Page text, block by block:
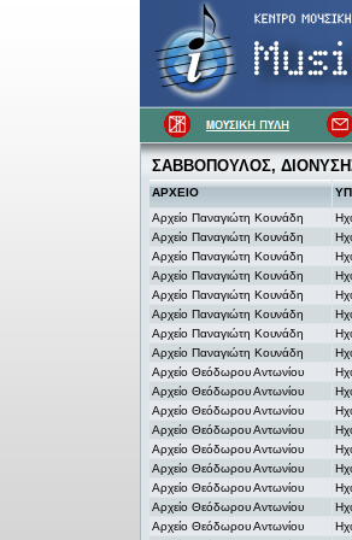
ΣΑΒΒΟΠΟΥΛΟΣ,
ΑΡΧΕΙΟ
Αρχείο Παναγιώτη Κουνάδη
Αρχείο Παναγιώτη Κουνάδη
Αρχείο Παναγιώτη Κουνάδη
Αρχείο Παναγιώτη Κουνάδη
Αρχείο Παναγιώτη Κουνάδη
Αρχείο Παναγιώτη Κουνάδη
Αρχείο Παναγιώτη Κουνάδη
Αρχείο Παναγιώτη Κουνάδη
Αρχείο Θεόδωρου Αντωνίου
Αρχείο Θεόδωρου Αντωνίου
Αρχείο Θεόδωρου Αντωνίου
Αρχείο Θεόδωρου Αντωνίου
Αρχείο Θεόδωρου Αντωνίου
Αρχείο Θεόδωρου Αντωνίου
Αρχείο Θεόδωρου Αντωνίου
Αρχείο Θεόδωρου Αντωνίου
Αρχείο Θεόδωρου Αντωνίου